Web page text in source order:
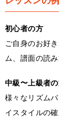
初心者の方
ご自身のお好
ム、譜面の読
中級〜上級者
様々なリズム
イスタイルの